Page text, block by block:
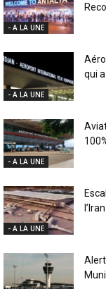
- A LA UNE
- A LA UNE
qui
- A LA UNE
- A LA UNE